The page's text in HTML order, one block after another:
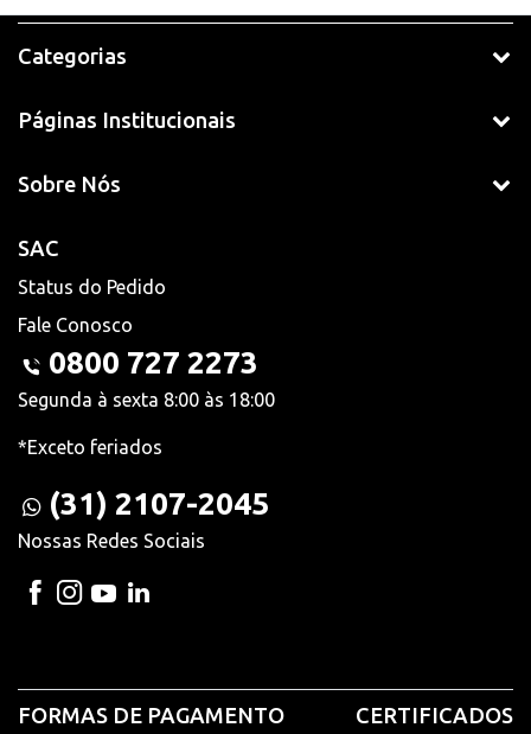
Categorias
Páginas Institucionais
Sobre Nós
SAC
Status do Pedido
Fale Conosco
0800 727 2273
Segunda à sexta 8:00 às 18:00
*Exceto feriados
(31) 2107-2045
Nossas Redes Sociais
FORMAS DE PAGAMENTO CERTIFICADOS